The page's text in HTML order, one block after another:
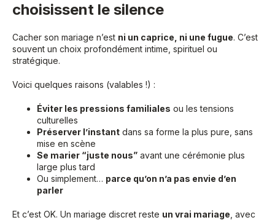
choisissent le silence
Cacher son mariage n’est ni un caprice, ni une fugue. C’est
souvent un choix profondément intime, spirituel ou
stratégique.
Voici quelques raisons (valables !) :
Éviter les pressions familiales ou les tensions
culturelles
Préserver l’instant dans sa forme la plus pure, sans
mise en scène
Se marier “juste nous” avant une cérémonie plus
large plus tard
Ou simplement… parce qu’on n’a pas envie d’en
parler
Et c’est OK. Un mariage discret reste un vrai mariage , avec